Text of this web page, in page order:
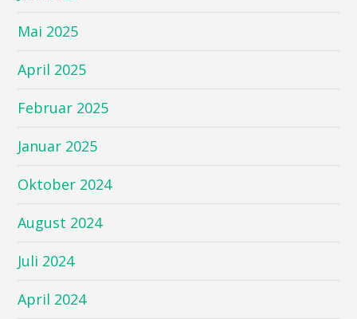
Mai 2025
April 2025
Februar 2025
Januar 2025
Oktober 2024
August 2024
Juli 2024
April 2024